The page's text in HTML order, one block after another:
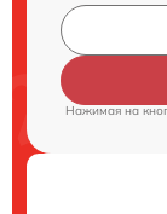
Нажимая на